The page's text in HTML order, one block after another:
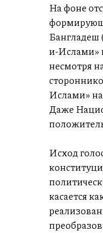
На фоне
Бангладеш
и-Ислами»
несмотря
Ислами»
Даже
Исход
касается